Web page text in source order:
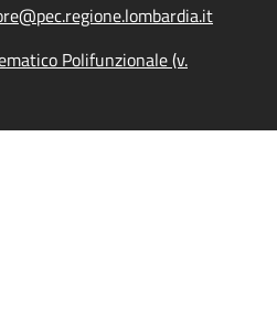
Polifunzionale (v.